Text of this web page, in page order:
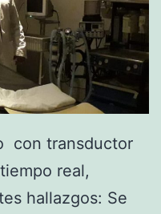
con transductor
real,
hallazgos: Se